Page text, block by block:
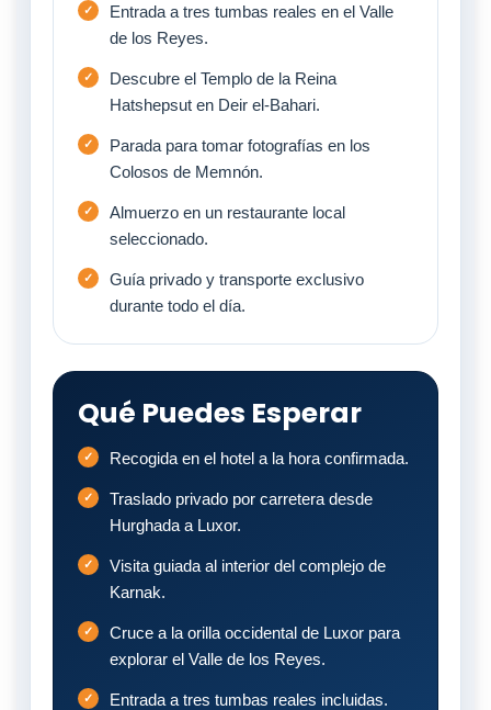
Entrada a tres tumbas reales en el Valle
de los Reyes.
Descubre el Templo de la Reina
Hatshepsut en Deir el-Bahari.
Parada para tomar fotografías en los
Colosos de Memnón.
Almuerzo en un restaurante local
seleccionado.
Guía privado y transporte exclusivo
durante todo el día.
Qué Puedes Esperar
Recogida en el hotel a la hora confirmada.
Traslado privado por carretera desde
Hurghada a Luxor.
Visita guiada al interior del complejo de
Karnak.
Cruce a la orilla occidental de Luxor para
explorar el Valle de los Reyes.
Entrada a tres tumbas reales incluidas.